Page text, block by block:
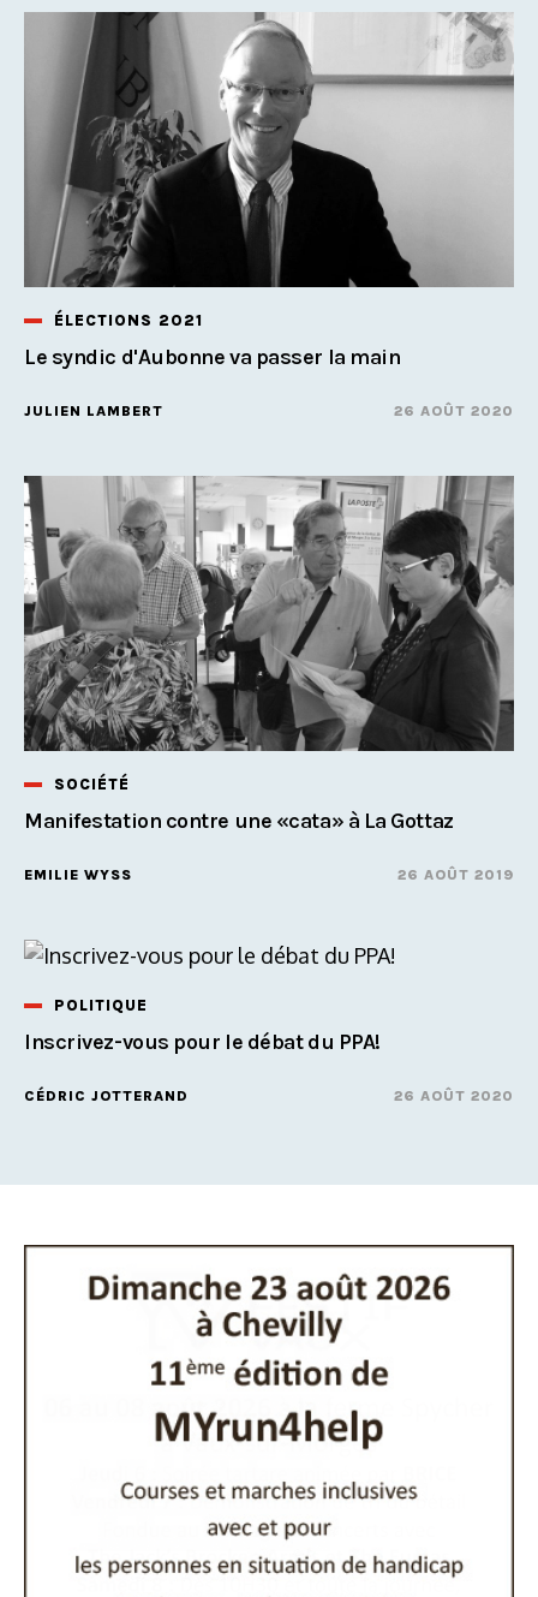
ÉLECTIONS 2021
Le syndic d'Aubonne va passer la main
JULIEN LAMBERT 26 AOÛT 2020
SOCIÉTÉ
Manifestation contre une «cata» à La Gottaz
EMILIE WYSS 26 AOÛT 2019
POLITIQUE
Inscrivez-vous pour le débat du PPA!
CÉDRIC JOTTERAND 26 AOÛT 2020